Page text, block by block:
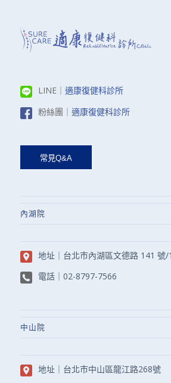
LINE｜ 適康復健科診所
粉絲團｜ 適康復健科診所
內湖院
地址｜ 台北市內湖區文德路 141 號/
電話｜ 02-8797-7566
中山院
地址｜ 台北市中山區龍江路268號